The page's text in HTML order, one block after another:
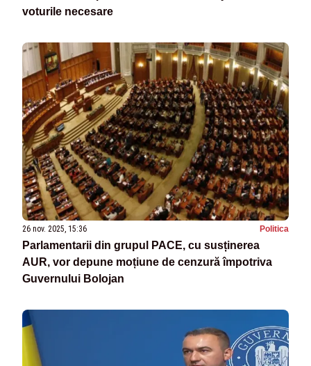
voturile necesare
26 nov. 2025, 15:36 Politica
Parlamentarii din grupul PACE, cu susținerea
AUR, vor depune moțiune de cenzură împotriva
Guvernului Bolojan